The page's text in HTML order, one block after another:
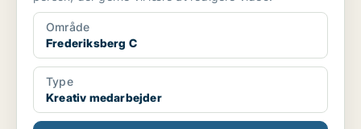
Område
Frederiksberg C
Type
Kreativ medarbejder